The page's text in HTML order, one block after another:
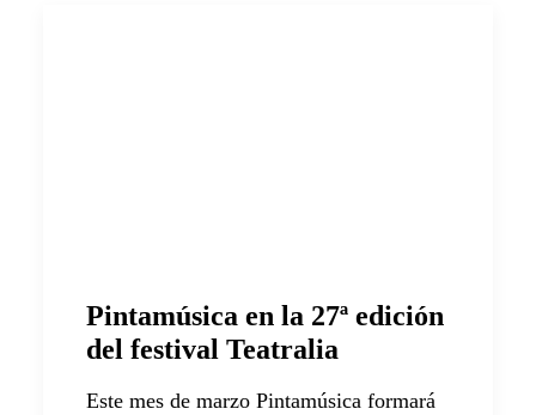
Pintamúsica en la 27ª edición
del festival Teatralia
Este mes de marzo Pintamúsica formará